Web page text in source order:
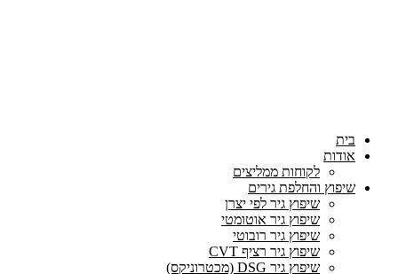
בית
אודות
לקוחות ממליצים
שיפוץ והחלפת גירים
שיפוץ גיר לפי יצרן
שיפוץ גיר אוטומטי
שיפוץ גיר רובוטי
שיפוץ גיר רציף CVT
שיפוץ גיר DSG (מכטרוניקס)